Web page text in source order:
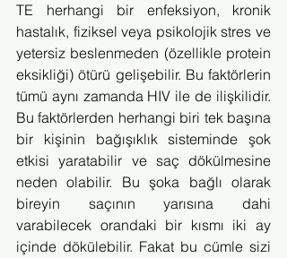
TE herhangi bir enfeksiyon, kronik
hastalık, fiziksel veya psikolojik stres ve
yetersiz beslenmeden (özellikle protein
eksikliği) ötürü gelişebilir. Bu faktörlerin
tümü aynı zamanda HIV ile de ilişkilidir.
Bu faktörlerden herhangi biri tek başına
bir kişinin bağışıklık sisteminde şok
etkisi yaratabilir ve saç dökülmesine
neden olabilir. Bu şoka bağlı olarak
bireyin saçının yarısına dahi
varabilecek orandaki bir kısmı iki ay
içinde dökülebilir. Fakat bu cümle sizi